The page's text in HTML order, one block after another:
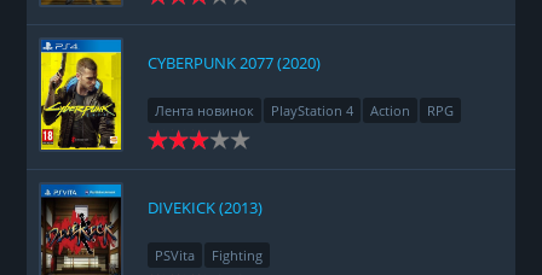
CYBERPUNK 2077 (2020)
Лента новинок PlayStation 4 Action
RPG
Racing
Adventure
DIVEKICK (2013)
PSVita Fighting